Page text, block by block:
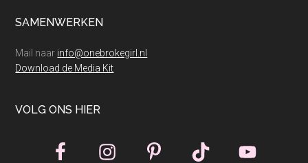
SAMENWERKEN
Mail naar info@onebrokegirl.nl
Download de Media Kit
VOLG ONS HIER